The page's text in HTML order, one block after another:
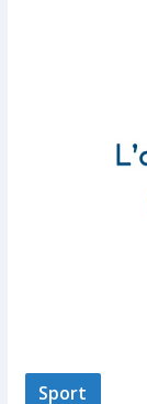
Sport